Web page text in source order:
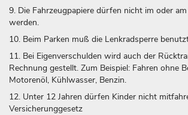
9. Die Fahrzeugpapiere dürfen nicht im oder
werden.
10. Beim Parken muß die Lenkradsperre
11. Bei Eigenverschulden wird auch der
Rechnung gestellt. Zum Beispiel: Fahren ohne
Motorenöl, Kühlwasser, Benzin.
12. Unter 12 Jahren dürfen Kinder nicht
Versicherunggesetz